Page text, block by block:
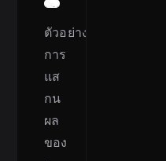
ตัวอย่าง
การ
แส
กน
ผล
ของ